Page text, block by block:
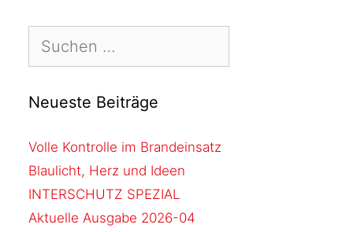
Neueste Beiträge
Volle Kontrolle im Brandeinsatz
Blaulicht, Herz und Ideen
INTERSCHUTZ SPEZIAL
Aktuelle Ausgabe 2026-04